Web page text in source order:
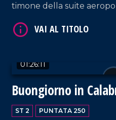
timone della suite
del sindaco di Reggio
01:26:11
Buongiorno in
ST 2 PUNTATA 250